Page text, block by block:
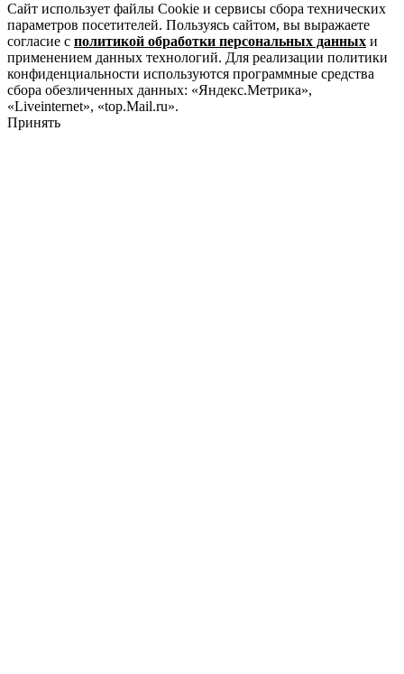
Сайт использует файлы Cookie и сервисы сбора технических
параметров посетителей. Пользуясь сайтом, вы выражаете
согласие с политикой обработки персональных данных и
применением данных технологий. Для реализации политики
конфиденциальности используются программные средства
сбора обезличенных данных: «Яндекс.Метрика»,
«Liveinternet», «top.Mail.ru».
Принять